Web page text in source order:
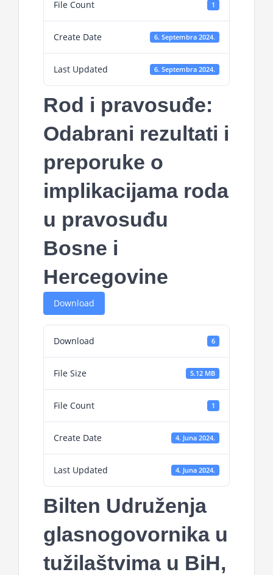
Novosti
File Count 1
Create Date 6. Septembra 2024.
Last Updated 6. Septembra 2024.
Rod i pravosuđe:
Odabrani rezultati i
preporuke o
implikacijama roda
u pravosuđu
Bosne i
Hercegovine
Download
Download 6
File Size 5.12 MB
File Count 1
Create Date 4. Juna 2024.
Last Updated 4. Juna 2024.
Bilten Udruženja
glasnogovornika u
tužilaštvima u BiH,